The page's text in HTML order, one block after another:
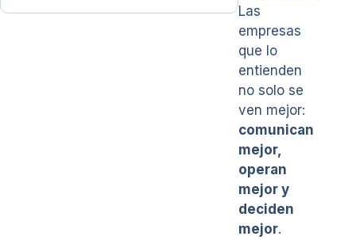
Las
empresas
que lo
entienden
no solo se
ven mejor:
comunican
mejor,
operan
mejor y
deciden
mejor.